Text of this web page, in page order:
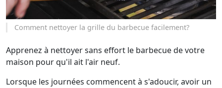
Comment nettoyer la grille du barbecue facilement?
Apprenez à nettoyer sans effort le barbecue de votre
maison pour qu'il ait l'air neuf.
Lorsque les journées commencent à s'adoucir, avoir un